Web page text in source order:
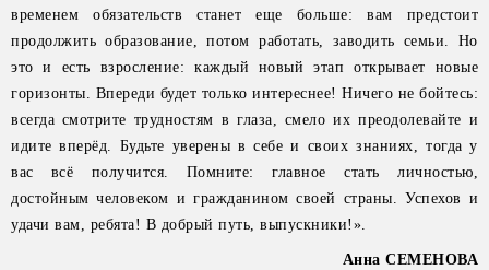
временем обязательств станет еще больше: вам предстоит
продолжить образование, потом работать, заводить семьи. Но
это и есть взросление: каждый новый этап открывает новые
горизонты. Впереди будет только интереснее! Ничего не бойтесь:
всегда смотрите трудностям в глаза, смело их преодолевайте и
идите вперёд. Будьте уверены в себе и своих знаниях, тогда у
вас всё получится. Помните: главное стать личностью,
достойным человеком и гражданином своей страны. Успехов и
удачи вам, ребята! В добрый путь, выпускники!».
Анна СЕМЕНОВА